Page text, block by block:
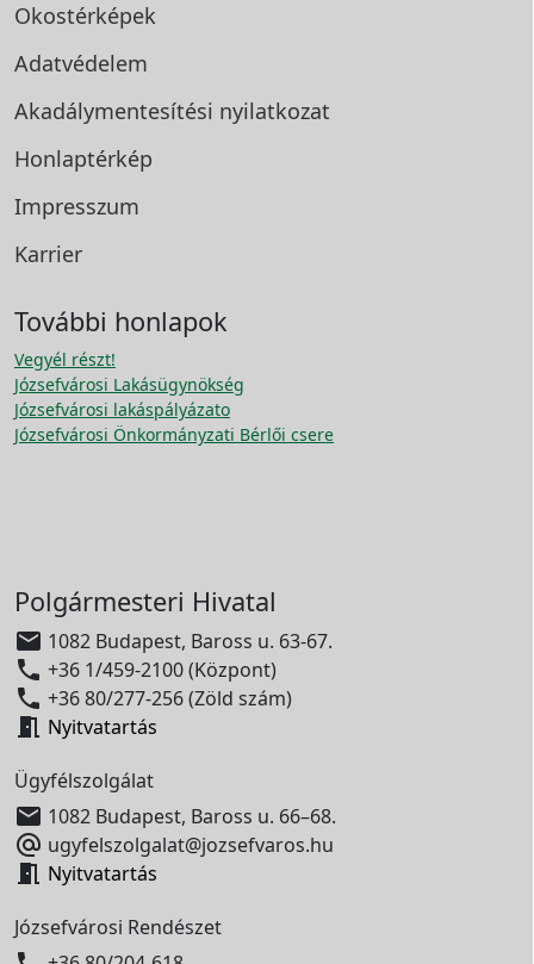
Okostérképek
Adatvédelem
Akadálymentesítési nyilatkozat
Honlaptérkép
Impresszum
Karrier
További honlapok
Vegyél részt!
Józsefvárosi Lakásügynökség
Józsefvárosi lakáspályázato
Józsefvárosi Önkormányzati Bérlői csere
Polgármesteri Hivatal
 1082 Budapest, Baross u. 63-67.
 +36 1/459-2100 (Központ)
 +36 80/277-256 (Zöld szám)
 Nyitvatartás
Ügyfélszolgálat
 1082 Budapest, Baross u. 66–68.
 ugyfelszolgalat@jozsefvaros.hu
 Nyitvatartás
Józsefvárosi Rendészet